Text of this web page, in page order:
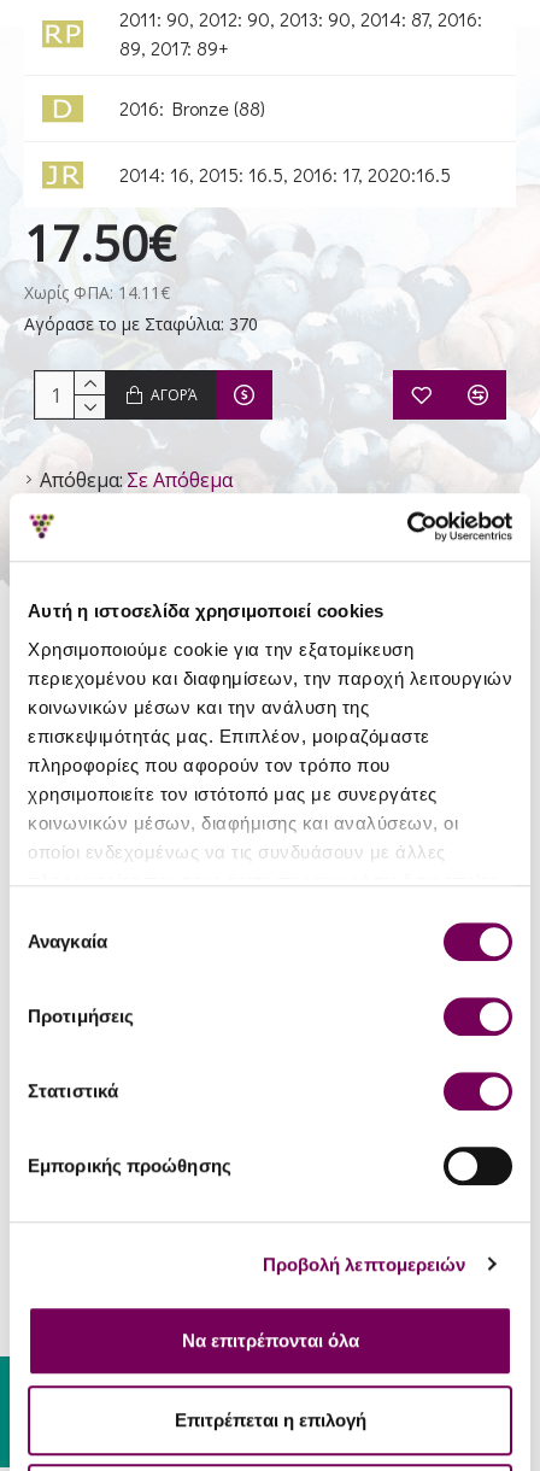
Αυτή η ιστοσελίδα χρησιμοποιεί cookies
Χρησιμοποιούμε cookie για την εξατομίκευση
περιεχομένου και διαφημίσεων, την παροχή λειτουργιών
κοινωνικών μέσων και την ανάλυση της
επισκεψιμότητάς μας. Επιπλέον, μοιραζόμαστε
πληροφορίες που αφορούν τον τρόπο που
χρησιμοποιείτε τον ιστότοπό μας με συνεργάτες
κοινωνικών μέσων, διαφήμισης και αναλύσεων, οι
οποίοι ενδεχομένως να τις συνδυάσουν με άλλες
των υπηρεσιών τους.
συγκατάθεσης
Αναγκαία
Προτιμήσεις
Στατιστικά
Εμπορικής προώθησης
Προβολή λεπτομερειών
Να επιτρέπονται όλα
Επιτρέπεται η επιλογή
Απόθεμα:Σε Απόθεμα
Κερδίζετε Σταφύλια:
2011: 90, 2012: 90, 2013: 90, 2014: 87, 2016:
89, 2017: 89+
2016: Bronze (88)
2014: 16, 2015: 16.5, 2016: 17, 2020:16.5
17.50€
Χωρίς ΦΠΑ: 14.11€
Αγόρασε το με Σταφύλια: 370
ΑΓΟΡΆ
ΛΕΠΤΟΜΈΡΕΙΕΣ
Είδος
Ησυχος Ξηρός
Τύπος
Π.Γ.Ε. Φλώρινα
Περιοχή
Αμύνταιο
Επιδέχεται παλαίωση
ΣΕΡΒΊΡΙΣΜΑ
Συνοδεύει
Γιουβέτσι, γουρουνόπουλο στο
φούρνο, ροστμπίφ (roast beef).
Θερμοκρασία
Σερβιρίσματος
Gift Card